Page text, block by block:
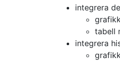
integrera
tabell
integrera